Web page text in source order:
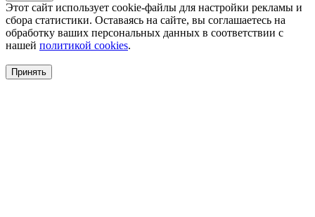
Этот сайт использует cookie-файлы для настройки рекламы и
сбора статистики. Оставаясь на сайте, вы соглашаетесь на
обработку ваших персональных данных в соответствии с
нашей политикой cookies.
Принять